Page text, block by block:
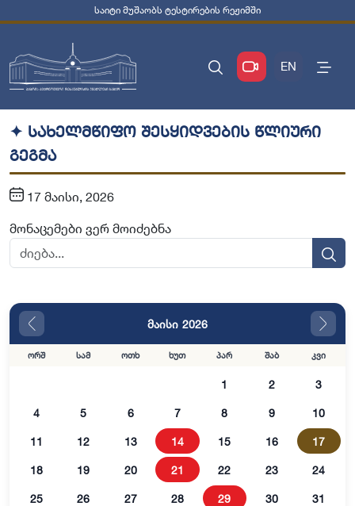
საიტი მუშაობს ტესტირების რეჟიმში
EN
✦ სახელმწიფო შესყიდვების წლიური
გეგმა
17 მაისი, 2026
მონაცემები ვერ მოიძებნა
მაისი 2026
ორშ სამ ოთხ ხუთ პარ შაბ კვი
1 2 3
4 5 6 7 8 9 10
11 12 13 14 15 16 17
18 19 20 21 22 23 24
25 26 27 28 29 30 31